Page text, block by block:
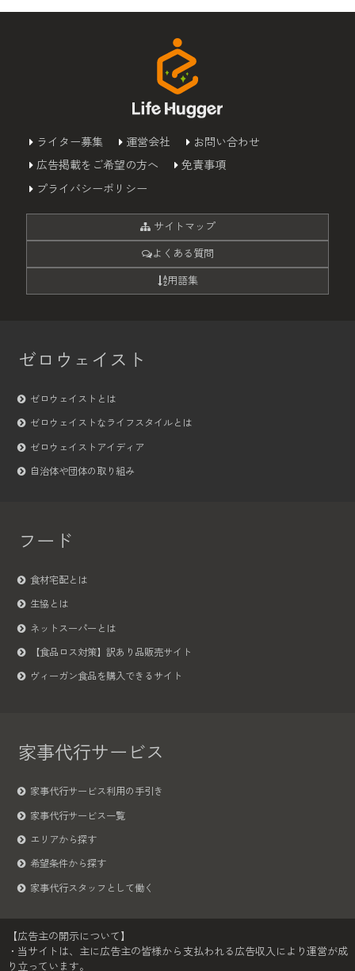
ライター募集 運営会社
お問い合わせ
広告掲載をご希望の方へ
免責事項
プライバシーポリシー
サイトマップ
よくある質問
用語集
ゼロウェイスト
ゼロウェイストとは
ゼロウェイストなライフスタイルとは
ゼロウェイストアイディア
自治体や団体の取り組み
フード
食材宅配とは
生協とは
ネットスーパーとは
【食品ロス対策】訳あり品販売サイト
ヴィーガン食品を購入できるサイト
家事代行サービス
家事代行サービス利用の手引き
家事代行サービス一覧
エリアから探す
希望条件から探す
家事代行スタッフとして働く
【広告主の開示について】
・当サイトは、主に広告主の皆様から支払われる広告収入により運営が成
り立っています。